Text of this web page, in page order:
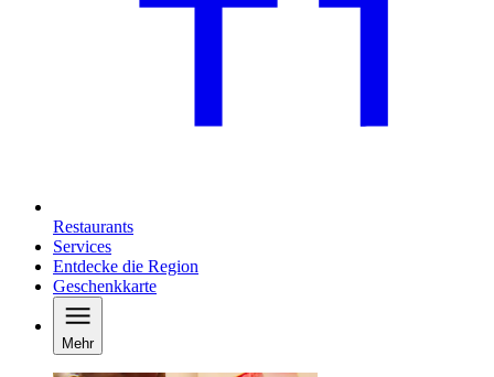
Restaurants
Services
Entdecke die Region
Geschenkkarte
Mehr